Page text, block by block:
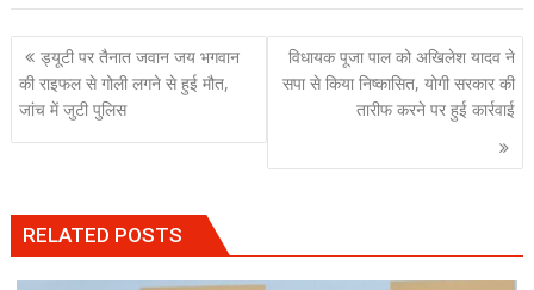
Post
navigation
ड्यूटी पर तैनात जवान जय भगवान
की राइफल से गोली लगने से हुई मौत,
जांच में जुटी पुलिस
विधायक पूजा पाल को अखिलेश यादव ने
सपा से किया निष्कासित, योगी सरकार की
तारीफ करने पर हुई कार्रवाई
RELATED POSTS